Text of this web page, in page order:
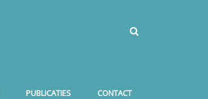
PUBLICATIES CONTACT